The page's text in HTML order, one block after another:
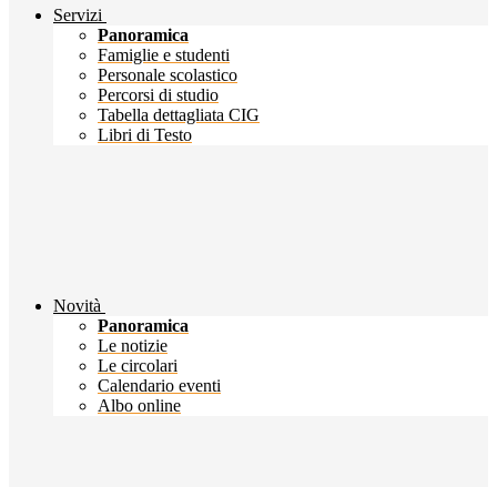
Servizi
Panoramica
Famiglie e studenti
Personale scolastico
Percorsi di studio
Tabella dettagliata CIG
Libri di Testo
Novità
Panoramica
Le notizie
Le circolari
Calendario eventi
Albo online